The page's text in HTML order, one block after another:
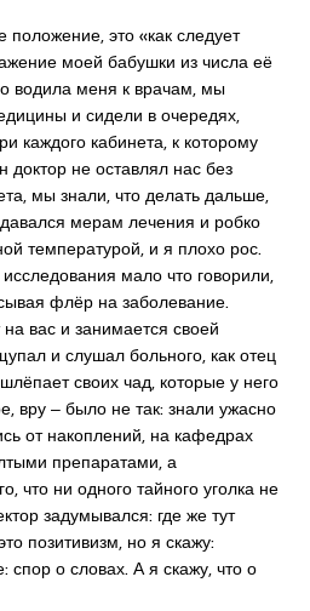
положение, это «как следует
моей бабушки из числа её
водила меня к врачам, мы
и сидели в очередях,
каждого кабинета, к которому
не оставлял нас без
мы знали, что делать дальше,
мерам лечения и робко
температурой, и я плохо рос.
мало что говорили,
флёр на заболевание.
вас и занимается своей
и слушал больного, как отец
своих чад, которые у него
вру ‒ было не так: знали ужасно
от накоплений, на кафедрах
препаратами, а
что ни одного тайного уголка не
задумывался: где же тут
позитивизм, но я скажу:
спор о словах. А я скажу, что о